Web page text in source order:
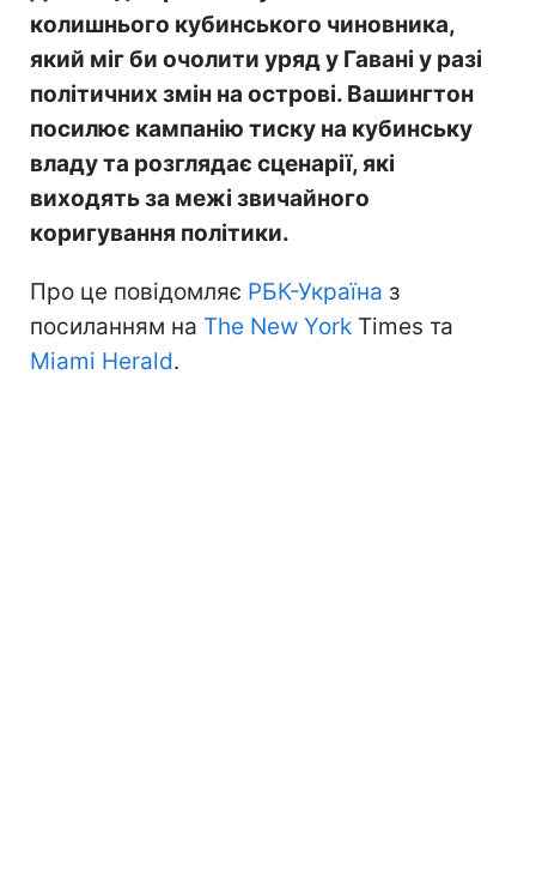
колишнього кубинського чиновника,
який міг би очолити уряд у Гавані у разі
політичних змін на острові. Вашингтон
посилює кампанію тиску на кубинську
владу та розглядає сценарії, які
виходять за межі звичайного
коригування політики.
Про це повідомляє РБК-Україна з
посиланням на The New York Times та
Miami Herald.